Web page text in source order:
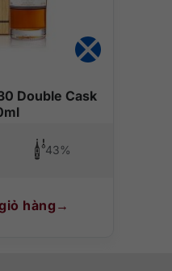
Double Cask
43%
hàng